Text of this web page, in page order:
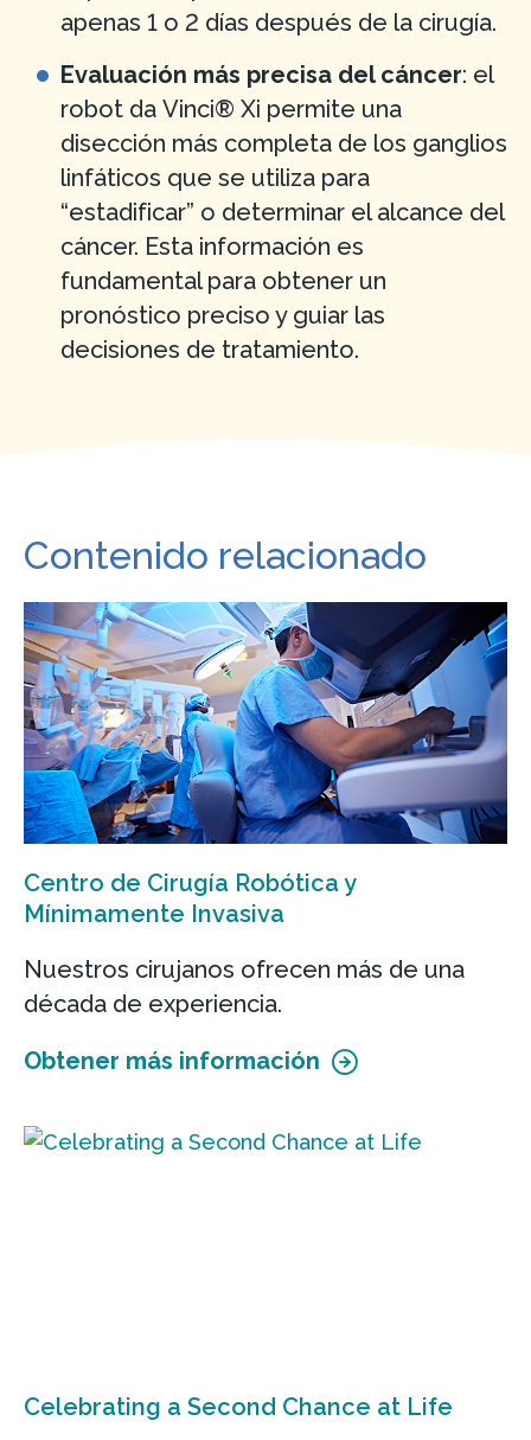
apenas 1 o 2 días después de la cirugía.
Evaluación más precisa del cáncer: el
robot da Vinci® Xi permite una
disección más completa de los ganglios
linfáticos que se utiliza para
“estadificar” o determinar el alcance del
cáncer. Esta información es
fundamental para obtener un
pronóstico preciso y guiar las
decisiones de tratamiento.
Contenido relacionado
Centro de Cirugía Robótica y
Mínimamente Invasiva
Nuestros cirujanos ofrecen más de una
década de experiencia.
Obtener más información
Celebrating a Second Chance at Life